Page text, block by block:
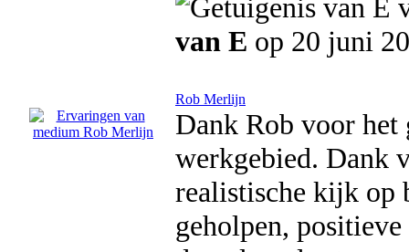
van E op 20 juni
Rob Merlijn
Dank Rob voor het
werkgebied. Dank
realistische kijk op
geholpen,